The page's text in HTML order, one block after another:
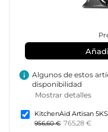
info Algunos de estos
disponibilidad
Mostrar detalles
KitchenAid Artisan
956,60 € 765,28 €